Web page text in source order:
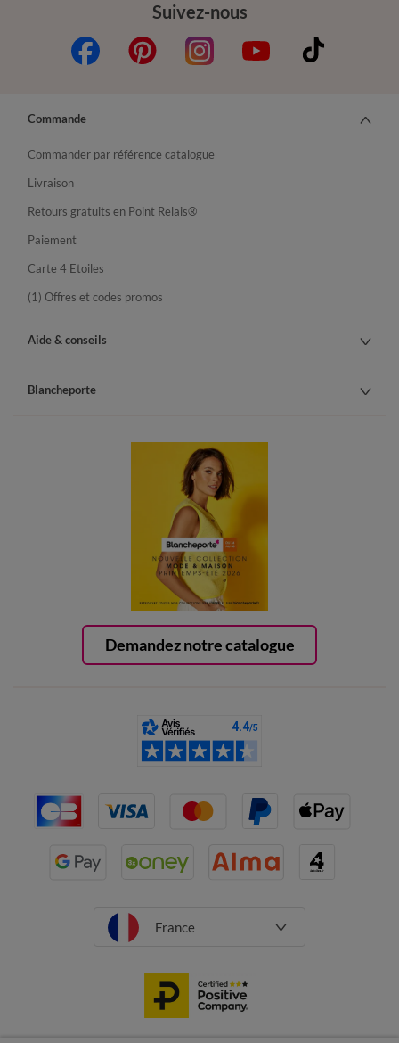
Suivez-nous
Demandez notre catalogue
Commande
Commander par référence catalogue
Livraison
Retours gratuits en Point Relais®
Paiement
Carte 4 Etoiles
(1) Offres et codes promos
Aide & conseils
Blancheporte
France